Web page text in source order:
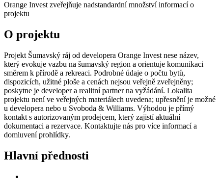
Orange Invest zveřejňuje nadstandardní množství informací o
projektu
O projektu
Projekt Šumavský ráj od developera Orange Invest nese název,
který evokuje vazbu na šumavský region a orientuje komunikaci
směrem k přírodě a rekreaci. Podrobné údaje o počtu bytů,
dispozicích, užitné ploše a cenách nejsou veřejně zveřejněny;
poskytne je developer a realitní partner na vyžádání. Lokalita
projektu není ve veřejných materiálech uvedena; upřesnění je možné
u developera nebo u Svoboda & Williams. Výhodou je přímý
kontakt s autorizovaným prodejcem, který zajistí aktuální
dokumentaci a rezervace. Kontaktujte nás pro více informací a
domluvení prohlídky.
Hlavní přednosti